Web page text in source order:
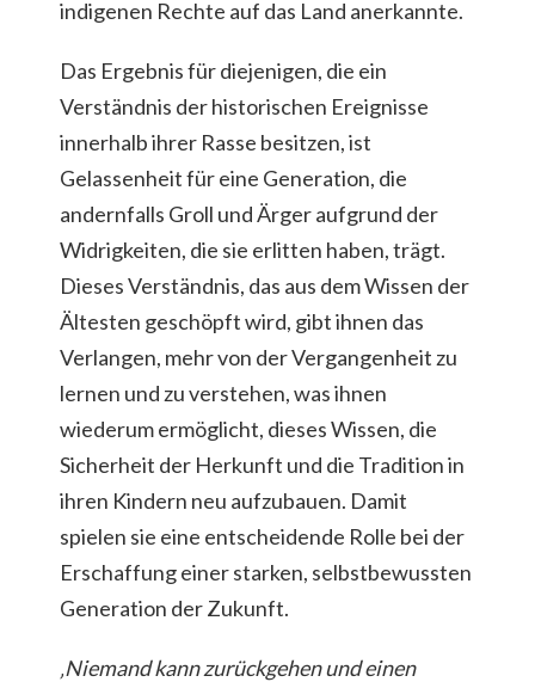
indigenen Rechte auf das Land anerkannte.
Das Ergebnis für diejenigen, die ein
Verständnis der historischen Ereignisse
innerhalb ihrer Rasse besitzen, ist
Gelassenheit für eine Generation, die
andernfalls Groll und Ärger aufgrund der
Widrigkeiten, die sie erlitten haben, trägt.
Dieses Verständnis, das aus dem Wissen der
Ältesten geschöpft wird, gibt ihnen das
Verlangen, mehr von der Vergangenheit zu
lernen und zu verstehen, was ihnen
wiederum ermöglicht, dieses Wissen, die
Sicherheit der Herkunft und die Tradition in
ihren Kindern neu aufzubauen. Damit
spielen sie eine entscheidende Rolle bei der
Erschaffung einer starken, selbstbewussten
Generation der Zukunft.
‚Niemand kann zurückgehen und einen